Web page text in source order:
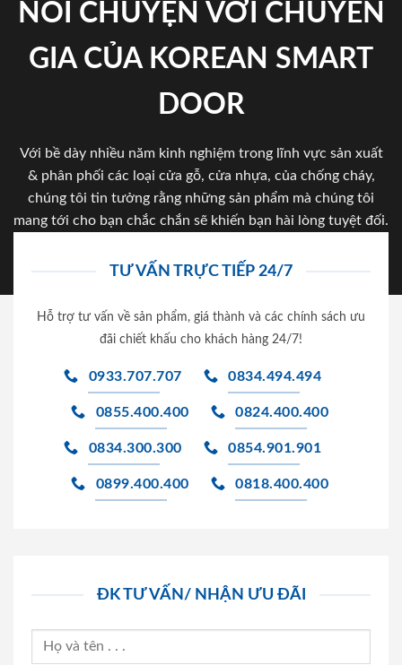
NÓI CHUYỆN VỚI CHUYÊN
GIA CỦA KOREAN SMART
DOOR
Với bề dày nhiều năm kinh nghiệm trong lĩnh vực sản xuất
& phân phối các loại cửa gỗ, cửa nhựa, của chống cháy,
chúng tôi tin tưởng rằng những sản phẩm mà chúng tôi
mang tới cho bạn chắc chắn sẽ khiến bạn hài lòng tuyệt đối.
TƯ VẤN TRỰC TIẾP 24/7
Hỗ trợ tư vấn về sản phẩm, giá thành và các chính sách ưu
đãi chiết khấu cho khách hàng 24/7!
0933.707.707 0834.494.494
0855.400.400 0824.400.400
0834.300.300 0854.901.901
0899.400.400 0818.400.400
ĐK TƯ VẤN/ NHẬN ƯU ĐÃI